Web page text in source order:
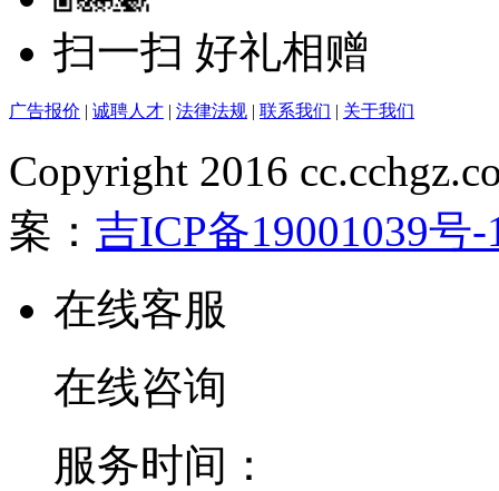
扫一扫 好礼相赠
广告报价 | 诚聘人才 | 法律法规 | 联系我们 | 关于我们
Copyright 2016
案： 吉ICP备19001039号-
在线客服
在线咨询
服务时间：